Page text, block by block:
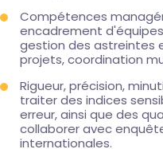
Compétences
encadrement
gestion des astreintes
projets, coordination
Rigueur, précision,
traiter des indices
erreur, ainsi que des
collaborer avec
internationales.